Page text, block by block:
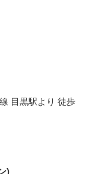
目黒駅より 徒歩
)